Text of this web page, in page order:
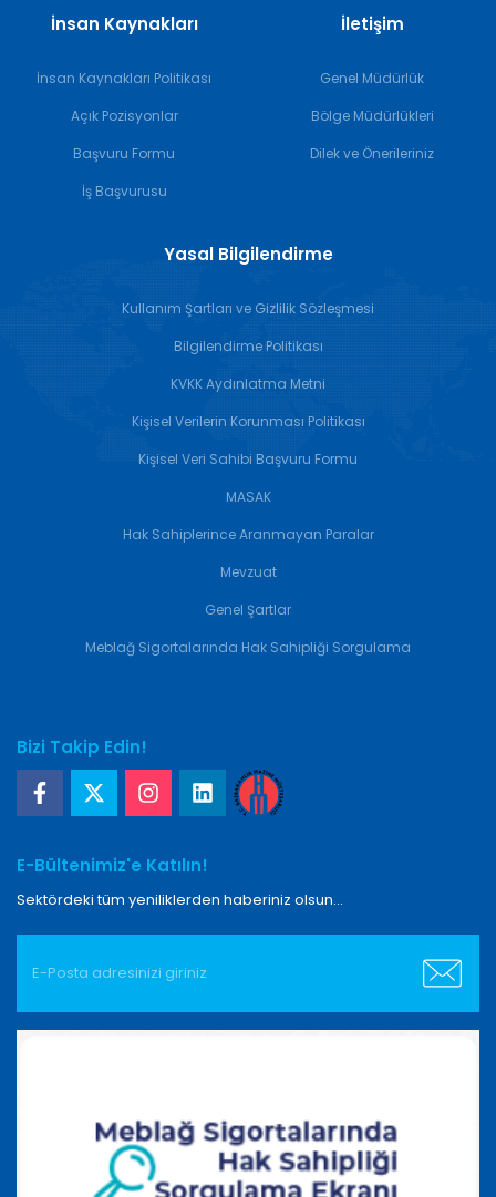
İnsan Kaynakları
İnsan Kaynakları Politikası
Açık Pozisyonlar
Başvuru Formu
İş Başvurusu
İletişim
Genel Müdürlük
Bölge Müdürlükleri
Dilek ve Önerileriniz
Yasal Bilgilendirme
Kullanım Şartları ve Gizlilik Sözleşmesi
Bilgilendirme Politikası
KVKK Aydınlatma Metni
Kişisel Verilerin Korunması Politikası
Kişisel Veri Sahibi Başvuru Formu
MASAK
Hak Sahiplerince Aranmayan Paralar
Mevzuat
Genel Şartlar
Meblağ Sigortalarında Hak Sahipliği Sorgulama
Bizi Takip Edin!
E-Bültenimiz'e Katılın!
Sektördeki tüm yeniliklerden haberiniz olsun...